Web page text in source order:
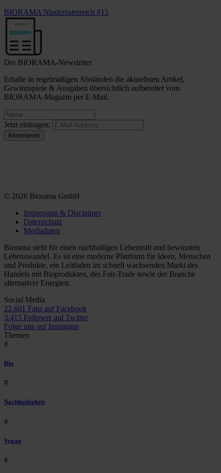
BIORAMA Niederösterreich #15
Der BIORAMA-Newsletter
Erhalte in regelmäßigen Abständen die aktuellsten Artikel,
Gewinnspiele & Ausgaben übersichtlich aufbereitet vom
BIORAMA-Magazin per E-Mail.
Jetzt eintragen:
© 2026 Biorama GmbH
Impressum & Disclaimer
Datenschutz
Mediadaten
Biorama steht für einen nachhaltigen Lebensstil und bewussten
Lebenswandel. Es ist eine moderne Plattform für Ideen, Menschen
und Produkte, ein Leitfaden im schnell wachsenden Markt des
Handels mit Bioprodukten, des Fair-Trade sowie der Branche
alternativer Energien.
Social Media
22.601 Fans auf Facebook
3.415 Follower auf Twitter
Folge uns auf Instagram
Themen
#
Bio
#
Nachhaltigkeit
#
Vegan
#